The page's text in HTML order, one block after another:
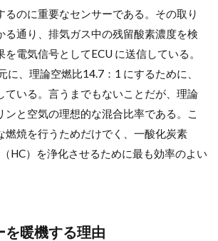
るのに重要なセンサーである。その取り
る通り、排気ガス中の残留酸素濃度を検
電気信号としてECU に送信している。
に、理論空燃比14.7：1 にするために、
ている。言うまでもないことだが、理論
ンと空気の理想的な混合比率である。こ
燃焼を行うためだけでく、一酸化炭素
（HC）を浄化させるために最も効率のよい
を暖機する理由